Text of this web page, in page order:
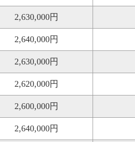
2,630,000円
2,640,000円
2,630,000円
2,620,000円
2,600,000円
2,640,000円